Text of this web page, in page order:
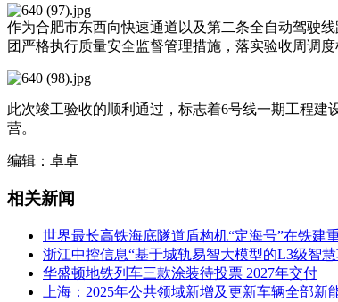
作为合肥市东西向快速通道以及第二条全自动驾驶
团严格执行质量安全监督管理措施，落实验收周调
此次竣工验收的顺利通过，标志着6号线一期工程
营。
编辑：卓卓
相关新闻
世界最长高铁海底隧道盾构机“定海号”在铁建
浙江中控信息“基于城轨易智大模型的L3级智
华盛顿地铁列车三款涂装待投票 2027年交付
上海：2025年公共领域新增及更新车辆全部新